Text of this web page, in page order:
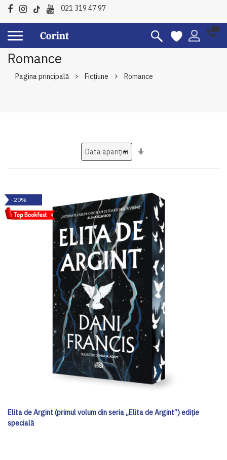
021 319 47 97
Romance
Pagina principală Ficțiune Romance
-20%
Elita de Argint (primul volum din seria „Elita de Argint”) ediţie
specială